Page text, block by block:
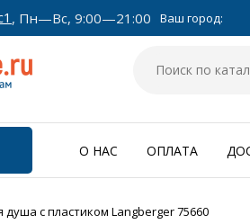
, Пн—Вс, 9:00—21:00 Ваш город:
О НАС ОПЛАТА
душа с пластиком Langberger 75660